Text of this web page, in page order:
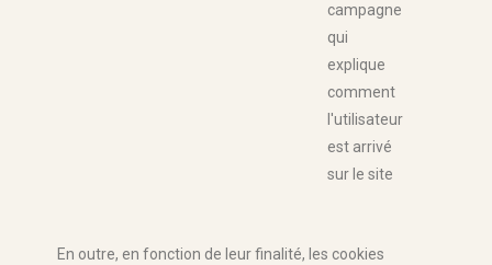
campagne
qui
explique
comment
l'utilisateur
est arrivé
sur le site
En outre, en fonction de leur finalité, les cookies